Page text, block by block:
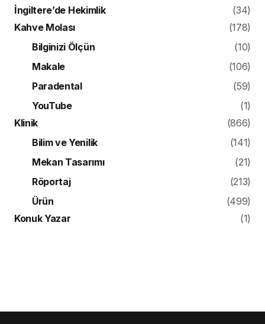
İngiltere’de Hekimlik
(34)
Kahve Molası
(178)
Bilginizi Ölçün
(10)
Makale
(106)
Paradental
(59)
YouTube
(1)
Klinik
(866)
Bilim ve Yenilik
(141)
Mekan Tasarımı
(21)
Röportaj
(213)
Ürün
(499)
Konuk Yazar
(1)